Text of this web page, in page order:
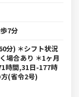
7分
分) ＊シフト状況
場合あり ＊1ヶ月
時間,31日-177時
(省令2号)